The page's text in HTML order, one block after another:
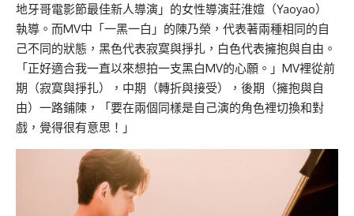
地牙哥電影節最佳新人導演」的女性導演莊淮媗（Yaoyao）
執導。而MV中「一黑一白」的陳乃榮，代表著兩種相同的自
己不同的狀態，黑色代表寂寞與掙扎，白色代表擁抱與自由。
「正好適合我一直以來想拍一支黑白MV的心願。」MV裡從前
期（寂寞與掙扎），中期（轉折與接受），後期（擁抱與自
由）一路鋪陳，「要在兩個同樣是自己演的角色裡切換和對
戲，覺得很有意思！」